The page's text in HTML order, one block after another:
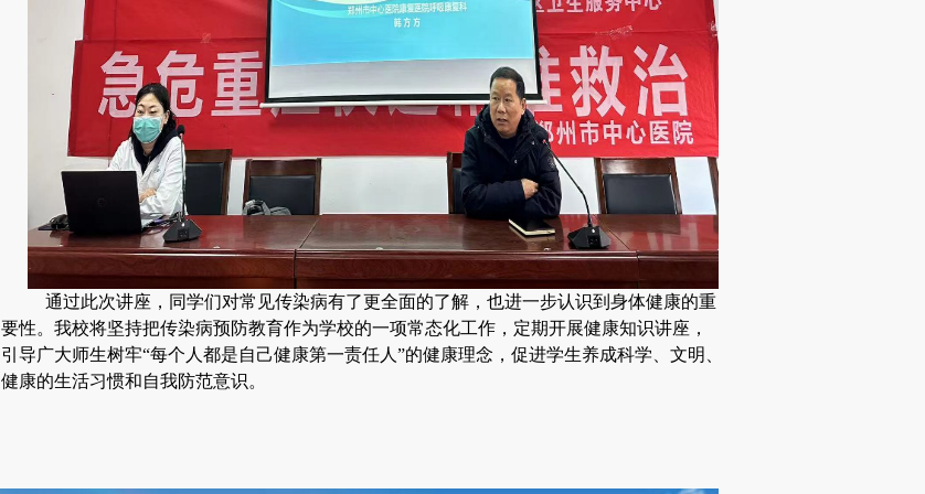
通过此次讲座，同学们对常见传染病有了更全面的了解，也进一步认识到身体健康的重
要性。我校将坚持把传染病预防教育作为学校的一项常态化工作，定期开展健康知识讲座，
引导广大师生树牢“每个人都是自己健康第一责任人”的健康理念，促进学生养成科学、文明、
健康的生活习惯和自我防范意识。